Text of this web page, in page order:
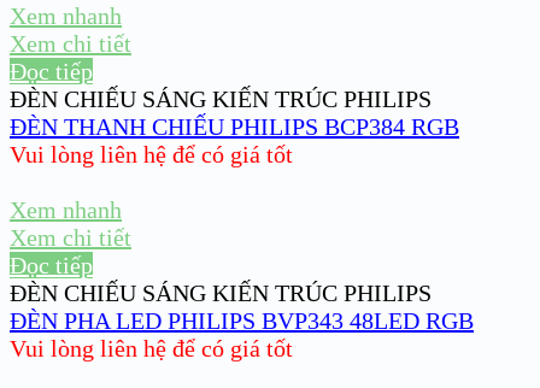
Xem nhanh
Xem chi tiết
Đọc tiếp
ĐÈN CHIẾU SÁNG KIẾN TRÚC PHILIPS
ĐÈN THANH CHIẾU PHILIPS BCP384 RGB
Vui lòng liên hệ để có giá tốt
Xem nhanh
Xem chi tiết
Đọc tiếp
ĐÈN CHIẾU SÁNG KIẾN TRÚC PHILIPS
ĐÈN PHA LED PHILIPS BVP343 48LED RGB
Vui lòng liên hệ để có giá tốt